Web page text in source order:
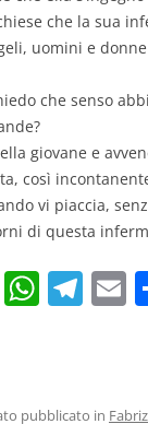
che la sua
uomini e
che senso
giovane e
così
vi piaccia,
di questa
Li W T E
pubblicato in